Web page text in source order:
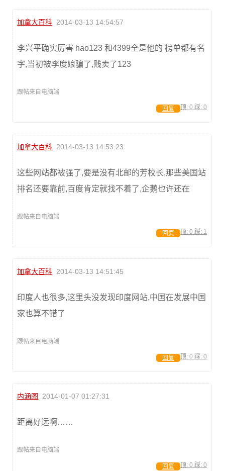
加拿大百科 2014-03-13 14:54:57
李兴平确实厉害 hao123 和4399全是他的 榜单都有名
字,当初被李度娘骗了,贱卖了123
跟帖来自电脑端
顶: 0 踩: 0
回复
加拿大百科 2014-03-13 14:53:23
这些网站都被强了,要是没有北邮的芳校长,那些美国站
排名还要靠前,百度肯定就找不着了,企鹅也许还在
跟帖来自电脑端
顶: 0 踩: 1
回复
加拿大百科 2014-03-13 14:51:45
印度人也很多,这里头没发现印度网站,中国在发展中国
家也算不错了
跟帖来自电脑端
顶: 0 踩: 0
回复
内涵图 2014-01-07 01:27:31
距离好远啊……
跟帖来自电脑端
顶: 0 踩: 0
回复